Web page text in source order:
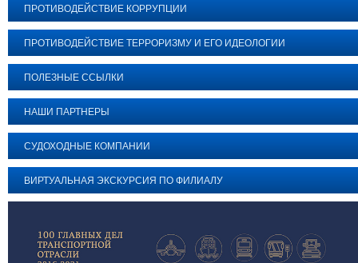
ПРОТИВОДЕЙСТВИЕ КОРРУПЦИИ
ПРОТИВОДЕЙСТВИЕ ТЕРРОРИЗМУ И ЕГО ИДЕОЛОГИИ
ПОЛЕЗНЫЕ ССЫЛКИ
НАШИ ПАРТНЕРЫ
СУДОХОДНЫЕ КОМПАНИИ
ВИРТУАЛЬНАЯ ЭКСКУРСИЯ ПО ФИЛИАЛУ